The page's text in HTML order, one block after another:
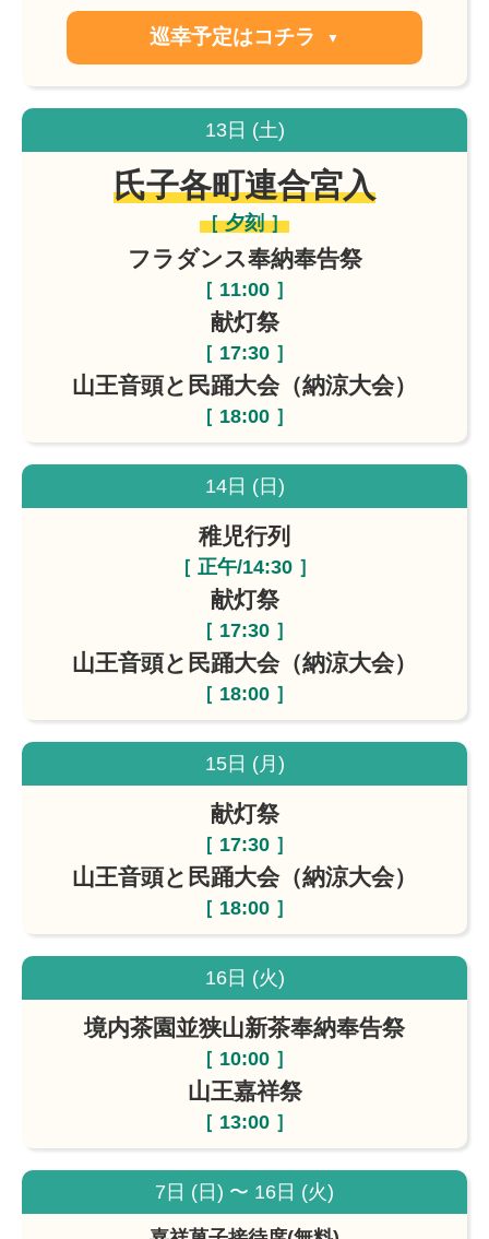
巡幸予定はコチラ ▼
13日 (土)
氏子各町連合宮入
［ 夕刻 ］
フラダンス奉納奉告祭
［ 11:00 ］
献灯祭
［ 17:30 ］
山王音頭と民踊大会（納涼大会）
［ 18:00 ］
14日 (日)
稚児行列
［ 正午/14:30 ］
献灯祭
［ 17:30 ］
山王音頭と民踊大会（納涼大会）
［ 18:00 ］
15日 (月)
献灯祭
［ 17:30 ］
山王音頭と民踊大会（納涼大会）
［ 18:00 ］
16日 (火)
境内茶園並狭山新茶奉納奉告祭
［ 10:00 ］
山王嘉祥祭
［ 13:00 ］
7日 (日) 〜 16日 (火)